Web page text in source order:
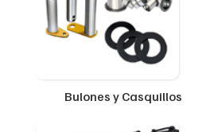
Bulones y Casquillos